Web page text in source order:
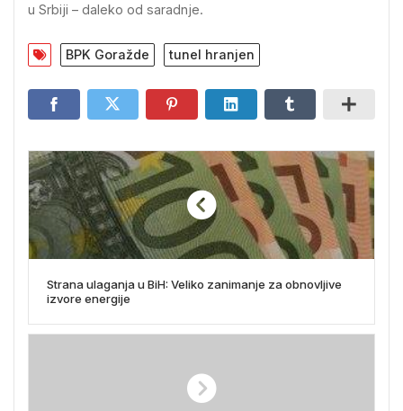
u Srbiji – daleko od saradnje.
BPK Goražde tunel hranjen
Strana ulaganja u BiH: Veliko zanimanje za obnovljive
izvore energije